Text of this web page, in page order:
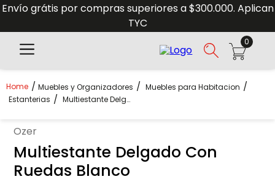
Envío grátis por compras superiores a $300.000. Aplican
TYC
0
Muebles y Organizadores
Muebles para Habitacion
Estanterias
Multiestante Delgado Con Ruedas Blanco
ozer
Multiestante Delgado Con
Ruedas Blanco